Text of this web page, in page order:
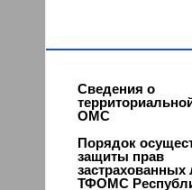
Сведения о
ОМС
Порядок
защиты прав
застрахованных
ТФОМС